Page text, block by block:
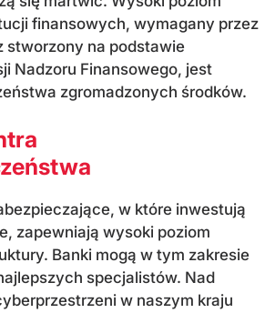
finansowych, wymagany przez
stworzony na podstawie
Nadzoru Finansowego, jest
zgromadzonych środków.
w które inwestują
zapewniają wysoki poziom
Banki mogą w tym zakresie
specjalistów. Nad
w naszym kraju